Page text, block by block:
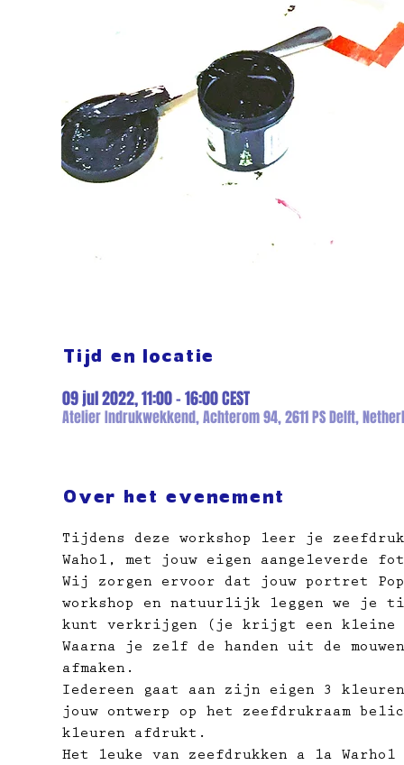
Tijd en locatie
09 jul 2022, 11:00 – 16:00 CEST
Atelier Indrukwekkend, Achterom 94, 2611 PS Delft,
Over het evenement
Tijdens deze workshop leer je
Wahol, met jouw eigen aangeleverde
Wij zorgen ervoor dat jouw portret
workshop en natuurlijk leggen we
kunt verkrijgen (je krijgt een kleine
Waarna je zelf de handen uit de
afmaken.
Iedereen gaat aan zijn eigen 3
jouw ontwerp op het zeefdrukraam
kleuren afdrukt.
Het leuke van zeefdrukken a la